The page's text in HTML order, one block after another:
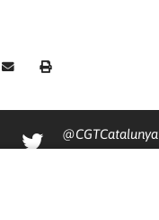
@CGTCatalunya